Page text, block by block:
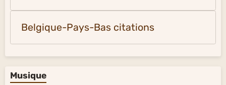
Belgique-Pays-Bas citations
Musique